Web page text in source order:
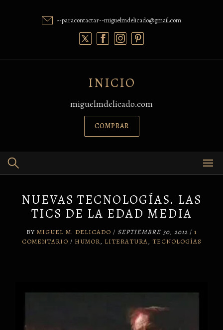
--paracontactar--miguelmdelicado@gmail.com
INICIO
miguelmdelicado.com
COMPRAR
NUEVAS TECNOLOGÍAS. LAS
TICS DE LA EDAD MEDIA
BY MIGUEL M. DELICADO / SEPTIEMBRE 30, 2012/ 1
COMENTARIO / HUMOR, LITERATURA, TECNOLOGÍAS